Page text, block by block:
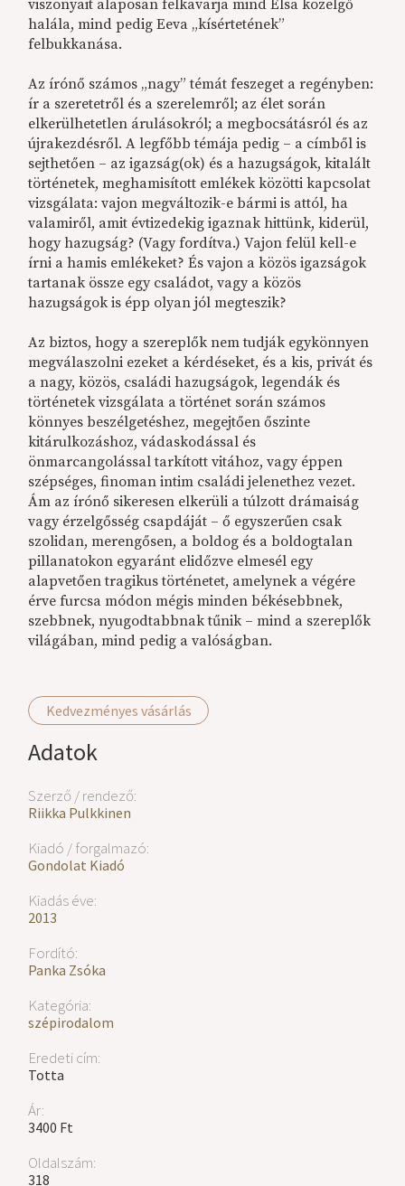
Kedvezményes vásárlás
Adatok
Szerző / rendező:
Riikka Pulkkinen
Kiadó / forgalmazó:
Gondolat Kiadó
Kiadás éve:
2013
Fordító:
Panka Zsóka
Kategória:
szépirodalom
Eredeti cím:
Totta
Ár:
3400 Ft
Oldalszám:
318
viszonyait alaposan felkavarja mind Elsa közelgő
halála, mind pedig Eeva „kísértetének”
felbukkanása.
Az írónő számos „nagy” témát feszeget a regényben:
ír a szeretetről és a szerelemről; az élet során
elkerülhetetlen árulásokról; a megbocsátásról és az
újrakezdésről. A legfőbb témája pedig – a címből is
sejthetően – az igazság(ok) és a hazugságok, kitalált
történetek, meghamisított emlékek közötti kapcsolat
vizsgálata: vajon megváltozik-e bármi is attól, ha
valamiről, amit évtizedekig igaznak hittünk, kiderül,
hogy hazugság? (Vagy fordítva.) Vajon felül kell-e
írni a hamis emlékeket? És vajon a közös igazságok
tartanak össze egy családot, vagy a közös
hazugságok is épp olyan jól megteszik?
Az biztos, hogy a szereplők nem tudják egykönnyen
megválaszolni ezeket a kérdéseket, és a kis, privát és
a nagy, közös, családi hazugságok, legendák és
történetek vizsgálata a történet során számos
könnyes beszélgetéshez, megejtően őszinte
kitárulkozáshoz, vádaskodással és
önmarcangolással tarkított vitához, vagy éppen
szépséges, finoman intim családi jelenethez vezet.
Ám az írónő sikeresen elkerüli a túlzott drámaiság
vagy érzelgősség csapdáját – ő egyszerűen csak
szolidan, merengősen, a boldog és a boldogtalan
pillanatokon egyaránt elidőzve elmesél egy
alapvetően tragikus történetet, amelynek a végére
érve furcsa módon mégis minden békésebbnek,
szebbnek, nyugodtabbnak tűnik – mind a szereplők
világában, mind pedig a valóságban.